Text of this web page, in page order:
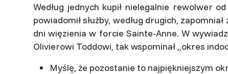
Według jednych kupił nielegalnie rewolwer
powiadomił służby, według drugich,
dni więzienia w forcie Sainte-Anne. W
Olivierowi Toddowi, tak wspominał ,,okres
Myślę, że pozostanie to najpiękniejszym